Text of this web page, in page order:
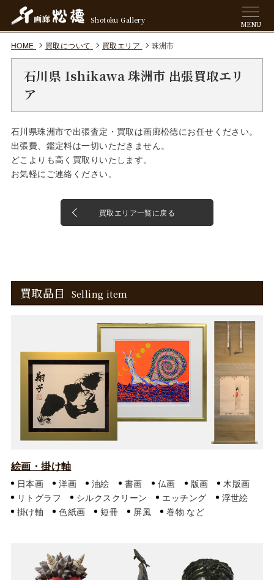
Shotoku Gallery MENU
HOME 買取について 買取エリア 珠洲市
石川県 Ishikawa 珠洲市 出張買取エリ
ア
石川県珠洲市で出張査定・買取は画廊松徳にお任せください。
出張費、鑑定料は一切いただきません。
どこよりも高く買取りいたします。
お気軽にご連絡ください。
買取エリア一覧に戻る
買取品目 Selling item
絵画・掛け軸
日本画 洋画 油絵 書画 仏画 版画
木版画
リトグラフ
シルクスクリーン エッチング
浮世絵
掛け軸
色紙画 短冊 屏風 巻物